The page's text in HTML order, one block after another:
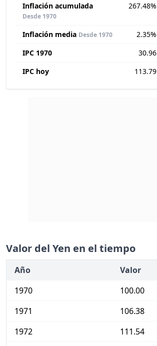
Inflación acumulada
Desde 1970
267.48%
Inflación media Desde 1970
2.35%
IPC 1970
30.96
IPC hoy
113.79
Valor del Yen en el tiempo
Año
Valor
1970
100.00
1971
106.38
1972
111.54